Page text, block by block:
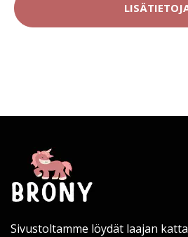
Sivustoltamme löydät laajan